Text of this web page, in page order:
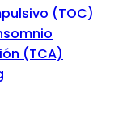
(TOC)
(TCA)